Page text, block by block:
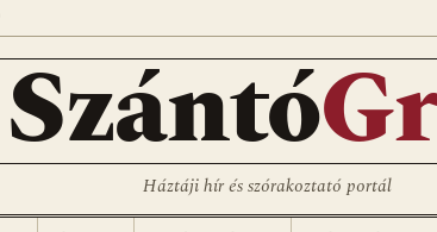
Szántó
Háztáji hír és szórakoztató portál